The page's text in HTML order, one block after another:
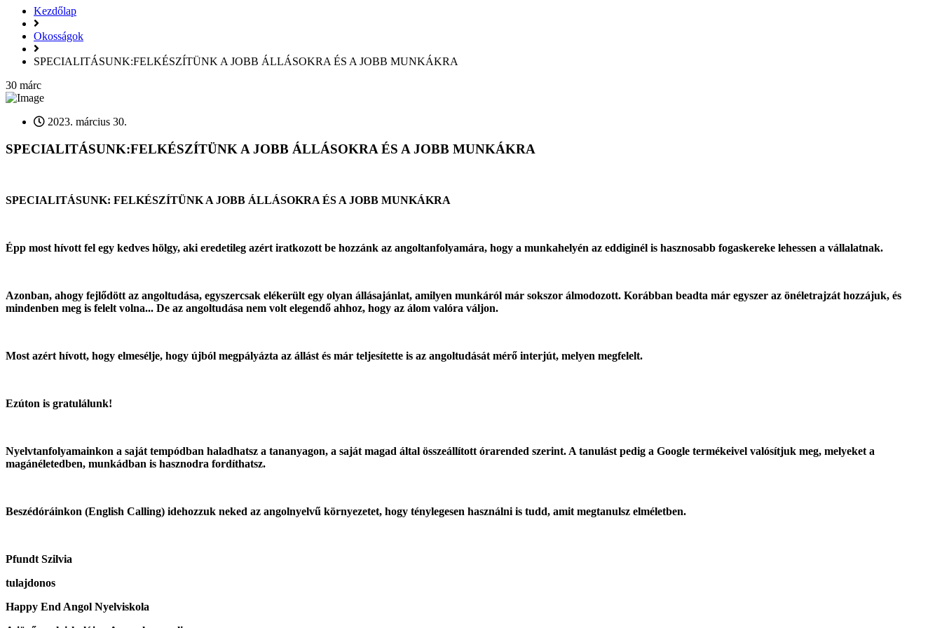
Kezdőlap
Okosságok
SPECIALITÁSUNK:FELKÉSZÍTÜNK A JOBB ÁLLÁSOKRA ÉS A JOBB MUNKÁKRA
30 márc
2023. március 30.
SPECIALITÁSUNK:FELKÉSZÍTÜNK A JOBB ÁLLÁSOKRA ÉS A JOBB MUNKÁKRA
SPECIALITÁSUNK: FELKÉSZÍTÜNK A JOBB ÁLLÁSOKRA ÉS A JOBB MUNKÁKRA
Épp most hívott fel egy kedves hölgy, aki eredetileg azért iratkozott be hozzánk az angoltanfolyamára, hogy a munkahelyén az eddiginél is hasznosabb fogaskereke lehessen a vállalatnak.
Azonban, ahogy fejlődött az angoltudása, egyszercsak elékerült egy olyan állásajánlat, amilyen munkáról már sokszor álmodozott. Korábban beadta már egyszer az önéletrajzát hozzájuk, és
mindenben meg is felelt volna... De az angoltudása nem volt elegendő ahhoz, hogy az álom valóra váljon.
Most azért hívott, hogy elmesélje, hogy újból megpályázta az állást és már teljesítette is az angoltudását mérő interjút, melyen megfelelt.
Ezúton is gratulálunk!
Nyelvtanfolyamainkon a saját tempódban haladhatsz a tananyagon, a saját magad által összeállított órarended szerint. A tanulást pedig a Google termékeivel valósítjuk meg, melyeket a
magánéletedben, munkádban is hasznodra fordíthatsz.
Beszédóráinkon (English Calling) idehozzuk neked az angolnyelvű környezetet, hogy ténylegesen használni is tudd, amit megtanulsz elméletben.
Pfundt Szilvia
tulajdonos
Happy End Angol Nyelviskola